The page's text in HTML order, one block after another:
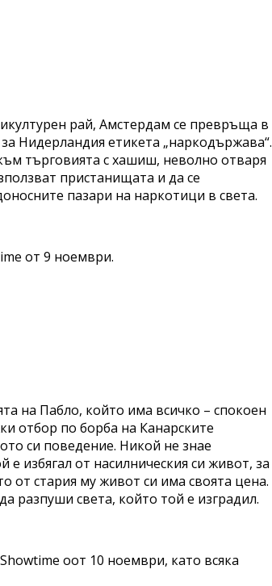
рай, Амстердам се превръща в
Нидерландия етикета „наркодържава“.
търговията с хашиш, неволно отваря
пристанищата и да се
пазари на наркотици в света.
от 9 ноември.
на Пабло, който има всичко – спокоен
отбор по борба на Канарските
си поведение. Никой не знае
избягал от насилническия си живот, за
от стария му живот си има своята цена.
разпуши света, който той е изградил.
оот 10 ноември, като всяка